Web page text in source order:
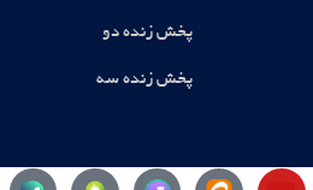
پخش زنده دو
پخش زنده سه
Y